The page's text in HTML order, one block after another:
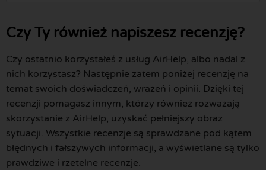
Czy Ty również napiszesz recenzję?
Czy ostatnio korzystałeś z usług AirHelp, albo nadal z
nich korzystasz? Następnie zatem poniżej recenzję na
temat swoich doświadczeń, wrażeń i opinii. Dzięki tej
recenzji pomagasz innym, którzy również rozważają
skorzystanie z AirHelp, uzyskać pełniejszy obraz
sytuacji. Wszystkie recenzje są sprawdzane pod kątem
błędnych i fałszywych informacji, a wyświetlane są tylko
prawdziwe i rzetelne recenzje.